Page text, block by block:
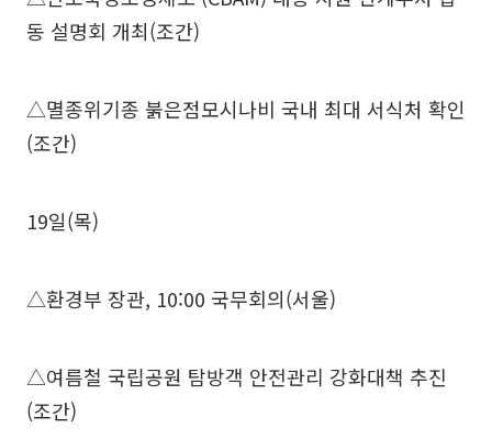
동 설명회 개최(조간)
△멸종위기종 붉은점모시나비 국내 최대 서식처 확인
(조간)
19일(목)
△환경부 장관, 10:00 국무회의(서울)
△여름철 국립공원 탐방객 안전관리 강화대책 추진
(조간)